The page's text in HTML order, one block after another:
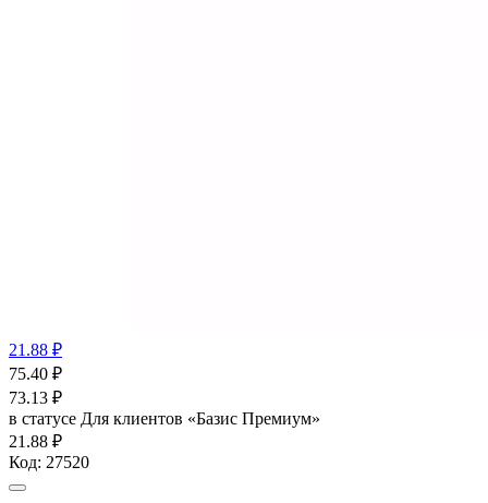
21.88 ₽
75.40 ₽
73.13 ₽
в статусе Для клиентов «Базис Премиум»
21.88 ₽
Код: 27520